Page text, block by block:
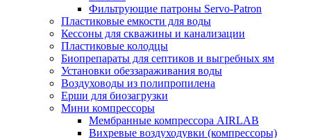
Фильтрующие патроны Servo-Patron
Пластиковые емкости для воды
Кессоны для скважины и канализации
Пластиковые колодцы
Биопрепараты для септиков и выгребных ям
Установки обеззараживания воды
Воздуховоды из полипропилена
Ерши для биозагрузки
Мини компрессоры
Мембранные компрессора AIRLAB
Вихревые воздуходувки (компрессоры)